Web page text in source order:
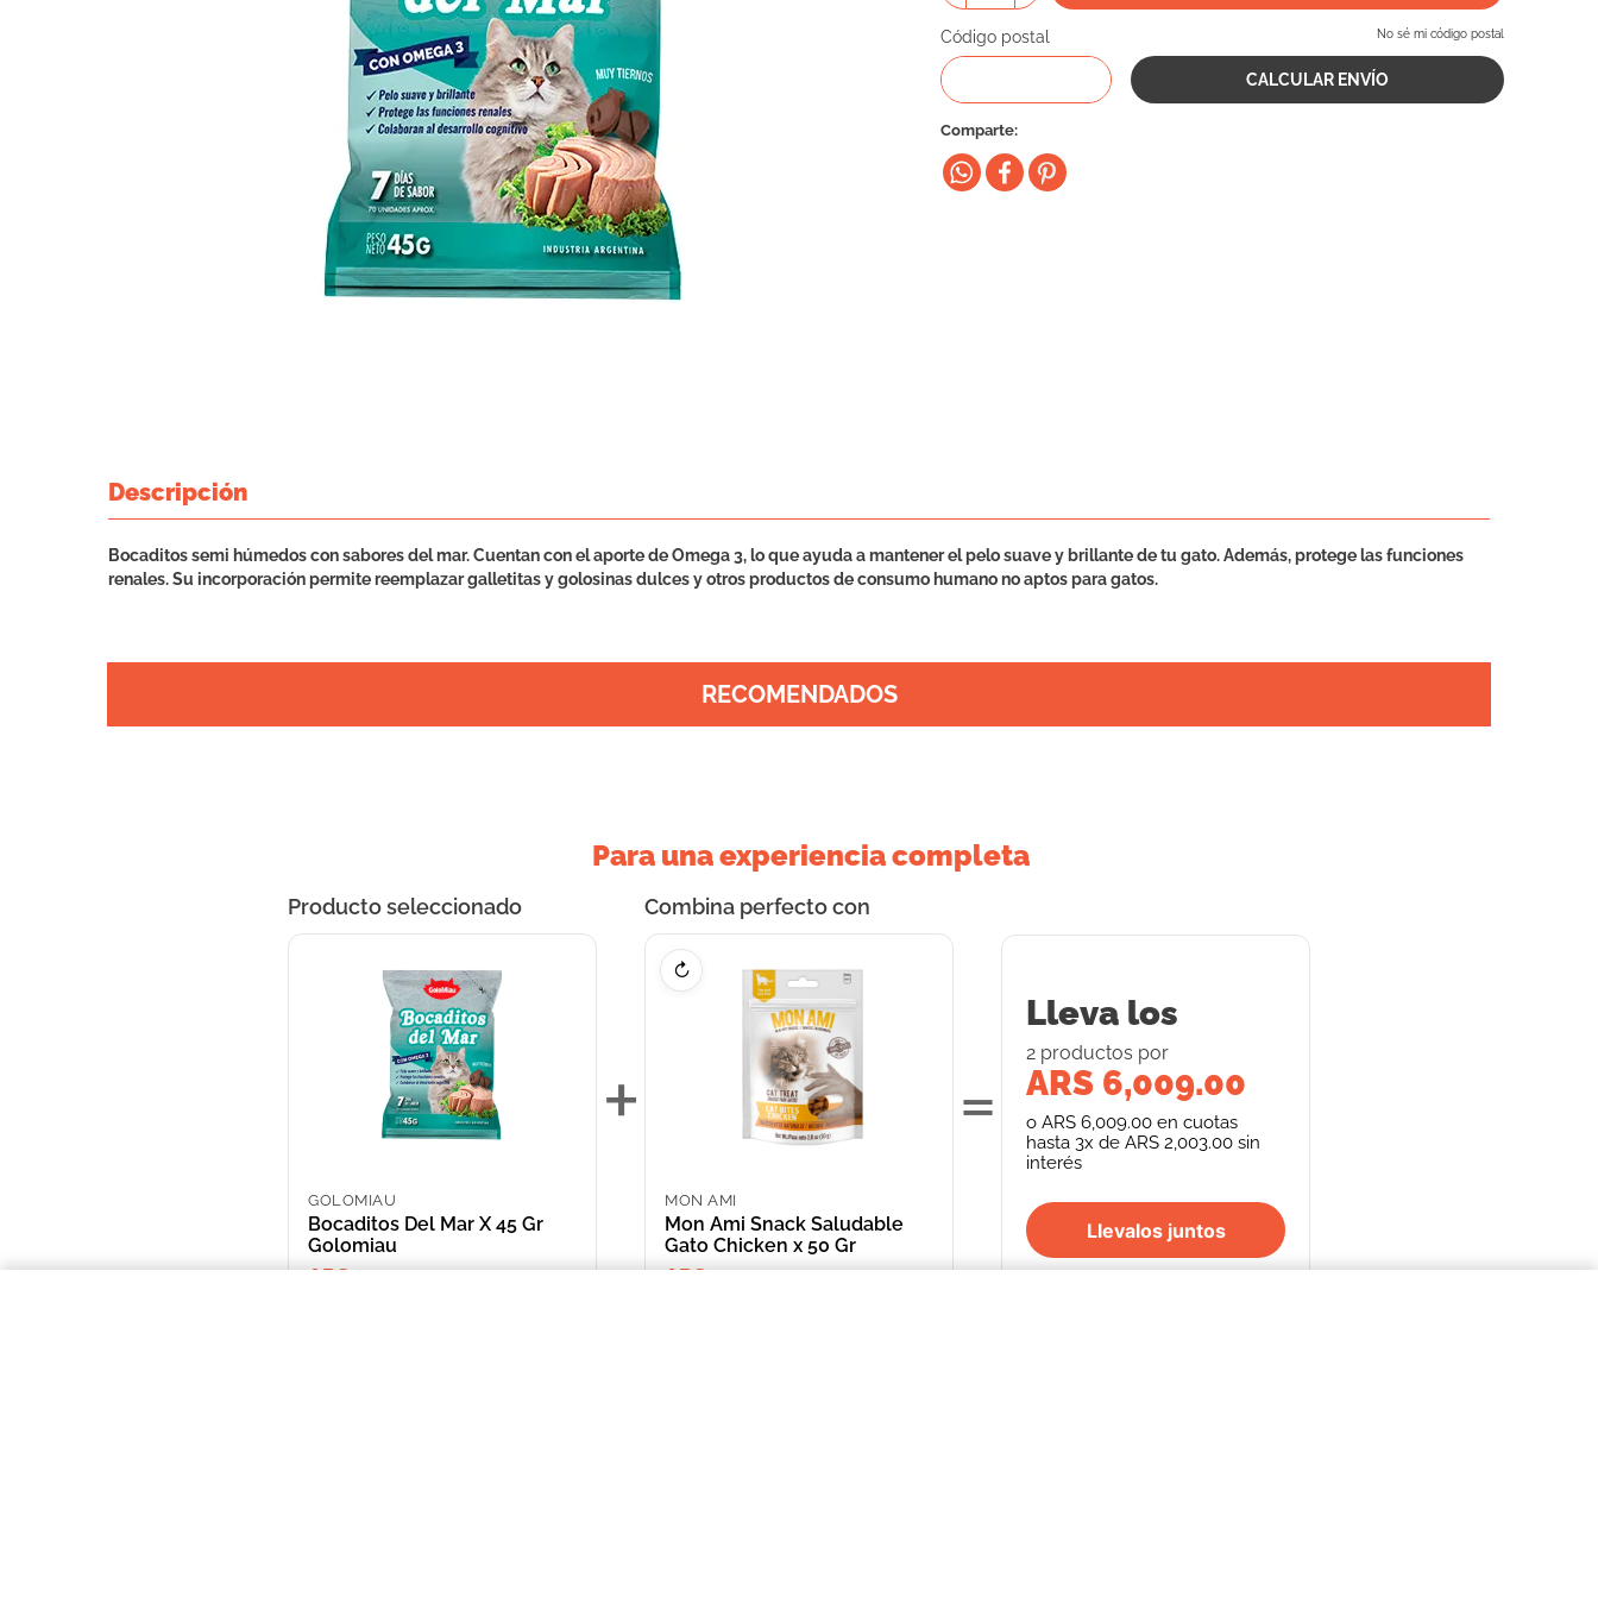
Código postal No sé mi código postal
Comparte
Descripción
Bocaditos semi húmedos con sabores del mar. Cuentan con el aporte de Omega 3, lo que ayuda a mantener el pelo suave y brillante de tu gato. Además, protege las funciones
renales. Su incorporación permite reemplazar galletitas y golosinas dulces y otros productos de consumo humano no aptos para gatos.
RECOMENDADOS
Para una experiencia completa
Producto seleccionado
GOLOMIAU
Bocaditos Del Mar X 45 Gr
Golomiau
ARS 2,594.00
+
Combina perfecto con
↻
MON AMI
Mon Ami Snack Saludable
Gato Chicken x 50 Gr
ARS 3,415.00
=
Lleva los
2 productos por
ARS 6,009.00
o ARS 6,009.00 en cuotas
hasta 3x de ARS 2,003.00 sin
interés
Llevalos juntos